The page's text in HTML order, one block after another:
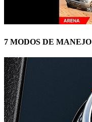
7 MODOS DE MANEJO